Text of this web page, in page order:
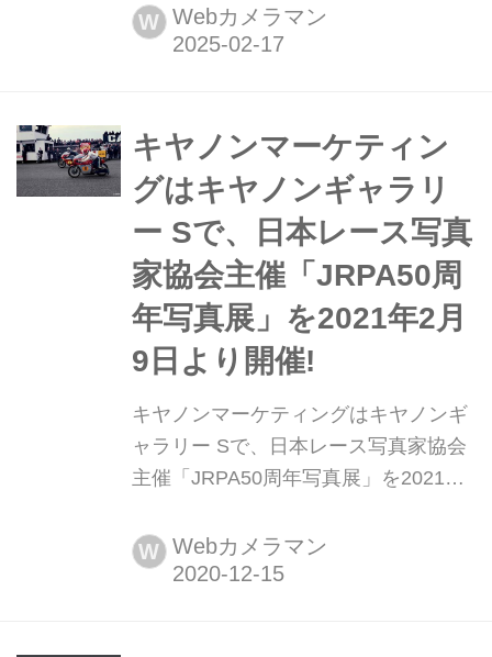
道写真展「COMPETITION」キヤノン
ギャラリー銀座で2025年2月18日(火)
会場で開催する。
W Webカメラマン
キヤノンマーケティン
グはキヤノンギャラリ
ー Sで、日本レース写真
家協会主催「JRPA50周
年写真展」を2021年2月
9日より開催!
キヤノンマーケティングはキヤノンギ
ャラリー Sで、日本レース写真家協会
主催「JRPA50周年写真展」を2021年2
グジャパンは、キヤノンギャラリー S
で日本レース写真家協会主催
W Webカメラマン